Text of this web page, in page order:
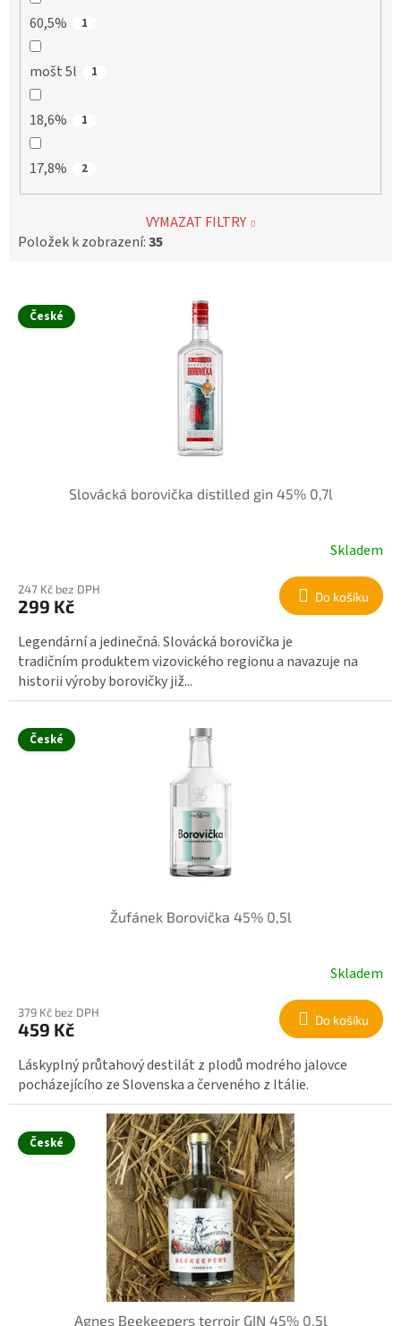
60,5% 1
mošt 5l 1
18,6% 1
17,8% 2
VYMAZAT FILTRY
Položek k zobrazení:35
p
České
Slovácká borovička distilled gin 45% 0,7l
Skladem
247 Kč bez DPH
299 Kč Do košíku
Legendární a jedinečná. Slovácká borovička je
tradičním produktem vizovického regionu a navazuje na
historii výroby borovičky již...
České
Žufánek Borovička 45% 0,5l
Skladem
379 Kč bez DPH
459 Kč Do košíku
Láskyplný průtahový destilát z plodů modrého jalovce
pocházejícího ze Slovenska a červeného z Itálie.
České
Agnes Beekeepers terroir GIN 45% 0,5l